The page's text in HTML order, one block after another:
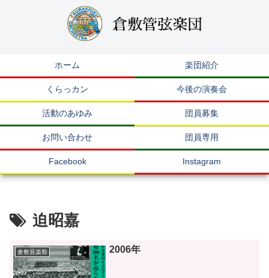
ホーム 楽団紹介
くらっカン 今後の演奏会
活動のあゆみ 団員募集
お問い合わせ 団員専用
Facebook Instagram
迫昭嘉
倉敷音楽祭 2006年